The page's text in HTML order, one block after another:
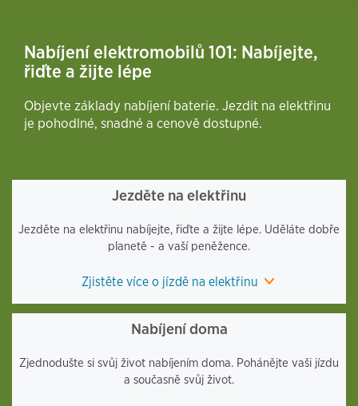
Nabíjení elektromobilů 101: Nabíjejte,
řiďte a žijte lépe
Objevte základy nabíjení baterie. Jezdit na elektřinu
je pohodlné, snadné a cenově dostupné.
Jezděte na elektřinu
Jezděte na elektřinu nabíjejte, řiďte a žijte lépe. Uděláte dobře
planetě - a vaší peněžence.
Zjistěte více o jízdě na elektřinu
Nabíjení doma
Zjednodušte si svůj život nabíjením doma. Pohánějte vaši jízdu
a současně svůj život.